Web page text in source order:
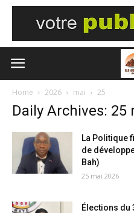
Home 2026 mai 25
Daily Archives: 25
La Politique
de
Bah)
25 mai 2026
Élections du